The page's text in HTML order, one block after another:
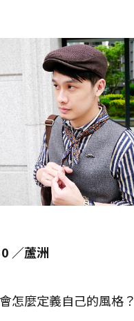
／蘆洲
怎麼定義自己的風格？